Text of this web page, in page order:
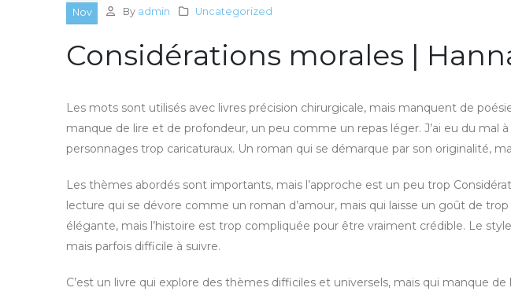
Nov By admin Uncategorized
Considérations morales |
Les mots sont utilisés avec livres précision chirurgicale, mais manquent de
manque de lire et de profondeur, un peu comme un repas léger. J’ai eu du mal à
personnages trop caricaturaux. Un roman qui se démarque par son originalité,
Les thèmes abordés sont importants, mais l’approche est un peu trop
lecture qui se dévore comme un roman d’amour, mais qui laisse un goût de
élégante, mais l’histoire est trop compliquée pour être vraiment crédible. Le
mais parfois difficile à suivre.
C’est un livre qui explore des thèmes difficiles et universels, mais qui manque